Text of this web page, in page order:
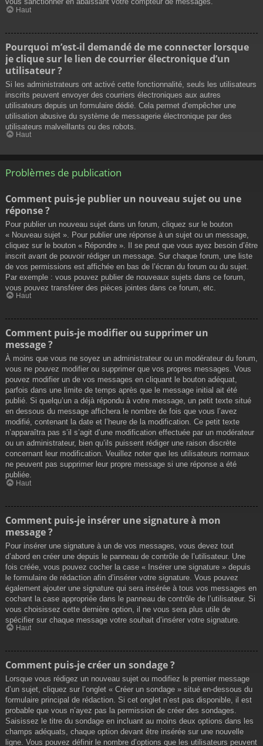
Haut
Pourquoi m’est-il demandé de me connecter lorsque
je clique sur le lien de courrier électronique d’un
utilisateur ?
Si les administrateurs ont activé cette fonctionnalité, seuls les utilisateurs
inscrits peuvent envoyer des courriers électroniques aux autres
utilisateurs depuis un formulaire dédié. Cela permet d’empêcher une
utilisation abusive du système de messagerie électronique par des
utilisateurs malveillants ou des robots.
Haut
Problèmes de publication
Comment puis-je publier un nouveau sujet ou une
réponse ?
Pour publier un nouveau sujet dans un forum, cliquez sur le bouton
« Nouveau sujet ». Pour publier une réponse à un sujet ou un message,
cliquez sur le bouton « Répondre ». Il se peut que vous ayez besoin d’être
inscrit avant de pouvoir rédiger un message. Sur chaque forum, une liste
de vos permissions est affichée en bas de l’écran du forum ou du sujet.
Par exemple : vous pouvez publier de nouveaux sujets dans ce forum,
vous pouvez transférer des pièces jointes dans ce forum, etc.
Haut
Comment puis-je modifier ou supprimer un
message ?
À moins que vous ne soyez un administrateur ou un modérateur du forum,
vous ne pouvez modifier ou supprimer que vos propres messages. Vous
pouvez modifier un de vos messages en cliquant le bouton adéquat,
parfois dans une limite de temps après que le message initial ait été
publié. Si quelqu’un a déjà répondu à votre message, un petit texte situé
en dessous du message affichera le nombre de fois que vous l’avez
modifié, contenant la date et l’heure de la modification. Ce petit texte
n’apparaîtra pas s’il s’agit d’une modification effectuée par un modérateur
ou un administrateur, bien qu’ils puissent rédiger une raison discrète
concernant leur modification. Veuillez noter que les utilisateurs normaux
ne peuvent pas supprimer leur propre message si une réponse a été
publiée.
Haut
Comment puis-je insérer une signature à mon
message ?
Pour insérer une signature à un de vos messages, vous devez tout
d’abord en créer une depuis le panneau de contrôle de l’utilisateur. Une
fois créée, vous pouvez cocher la case « Insérer une signature » depuis
le formulaire de rédaction afin d’insérer votre signature. Vous pouvez
également ajouter une signature qui sera insérée à tous vos messages en
cochant la case appropriée dans le panneau de contrôle de l’utilisateur. Si
vous choisissez cette dernière option, il ne vous sera plus utile de
spécifier sur chaque message votre souhait d’insérer votre signature.
Haut
Comment puis-je créer un sondage ?
Lorsque vous rédigez un nouveau sujet ou modifiez le premier message
d’un sujet, cliquez sur l’onglet « Créer un sondage » situé en-dessous du
formulaire principal de rédaction. Si cet onglet n’est pas disponible, il est
probable que vous n’ayez pas la permission de créer des sondages.
Saisissez le titre du sondage en incluant au moins deux options dans les
champs adéquats, chaque option devant être insérée sur une nouvelle
ligne. Vous pouvez définir le nombre d’options que les utilisateurs peuvent